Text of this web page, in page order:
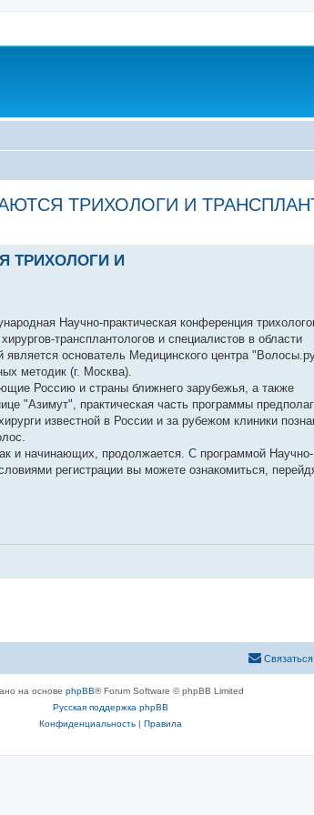
ТРИХОЛОГИ И
ТРИХОЛОГИ И
Научно-практическая конференция
трансплантологов и специалистов в области
основатель Медицинского центра
методик (г. Москва).
Россию и страны ближнего зарубежья, а также
"Азимут", практическая часть программы
известной в России и за рубежом клиники
и начинающих, продолжается. С программой Научно-
регистрации вы можете ознакомиться,
на основе phpBB® Forum Software © phpBB Limited
Русская поддержка phpBB
Конфиденциальность| Правила